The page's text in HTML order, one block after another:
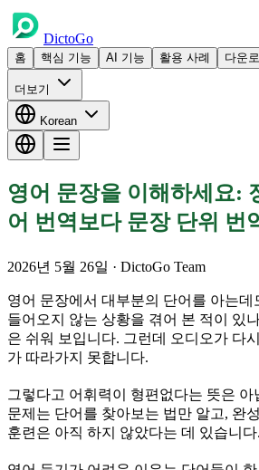
DictoGo
홈 핵심 기능 AI 기능 활용 사례 다운
더보기
Korean
영어 문장을 이해하세요:
어 번역보다 문장 단위 번
2026년 5월 26일 · DictoGo Team
영어 문장에서 대부분의 단어를 아는데
들어오지 않는 상황을 겪어 본 적이 있
은 쉬워 보입니다. 그런데 오디오가 다
가 따라가지 못합니다.
그렇다고 어휘력이 형편없다는 뜻은
문제는 단어를 찾아보는 법만 알고, 완
훈련은 아직 하지 않았다는 데 있습니다.